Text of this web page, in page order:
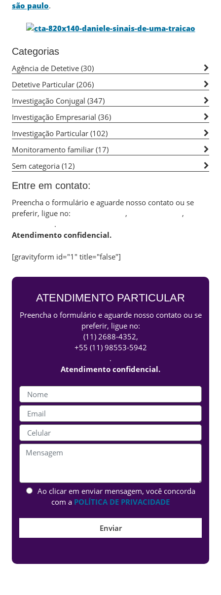
são paulo.
Categorias
Agência de Detetive (30)
Detetive Particular (206)
Investigação Conjugal (347)
Investigação Empresarial (36)
Investigação Particular (102)
Monitoramento familiar (17)
Sem categoria (12)
Entre em contato:
Preencha o formulário e aguarde nosso contato ou se
preferir, ligue no:
, ,
.
Atendimento confidencial.
[gravityform id="1" title="false"]
ATENDIMENTO PARTICULAR
Preencha o formulário e aguarde nosso contato ou se
preferir, ligue no:
(11) 2688-4352,
+55 (11) 98553-5942
.
Atendimento confidencial.
Ao clicar em enviar mensagem, você concorda
com a POLÍTICA DE PRIVACIDADE